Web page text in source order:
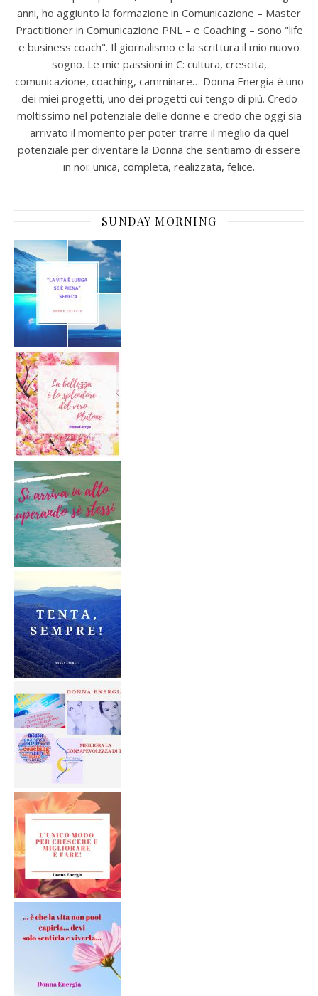
anni, ho aggiunto la formazione in Comunicazione – Master
Practitioner in Comunicazione PNL – e Coaching – sono "life
e business coach". Il giornalismo e la scrittura il mio nuovo
sogno. Le mie passioni in C: cultura, crescita,
comunicazione, coaching, camminare… Donna Energia è uno
dei miei progetti, uno dei progetti cui tengo di più. Credo
moltissimo nel potenziale delle donne e credo che oggi sia
arrivato il momento per poter trarre il meglio da quel
potenziale per diventare la Donna che sentiamo di essere
in noi: unica, completa, realizzata, felice.
SUNDAY MORNING